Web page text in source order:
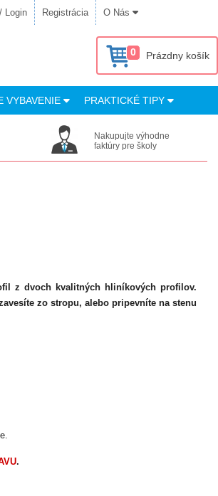
Login Registrácia O Nás
0 Prázdny košík
VYBAVENIE PRAKTICKÉ TIPY
Nakupujte výhodne
faktúry pre školy
z dvoch kvalitných hliníkových profilov.
zo stropu, alebo pripevníte na stenu
.